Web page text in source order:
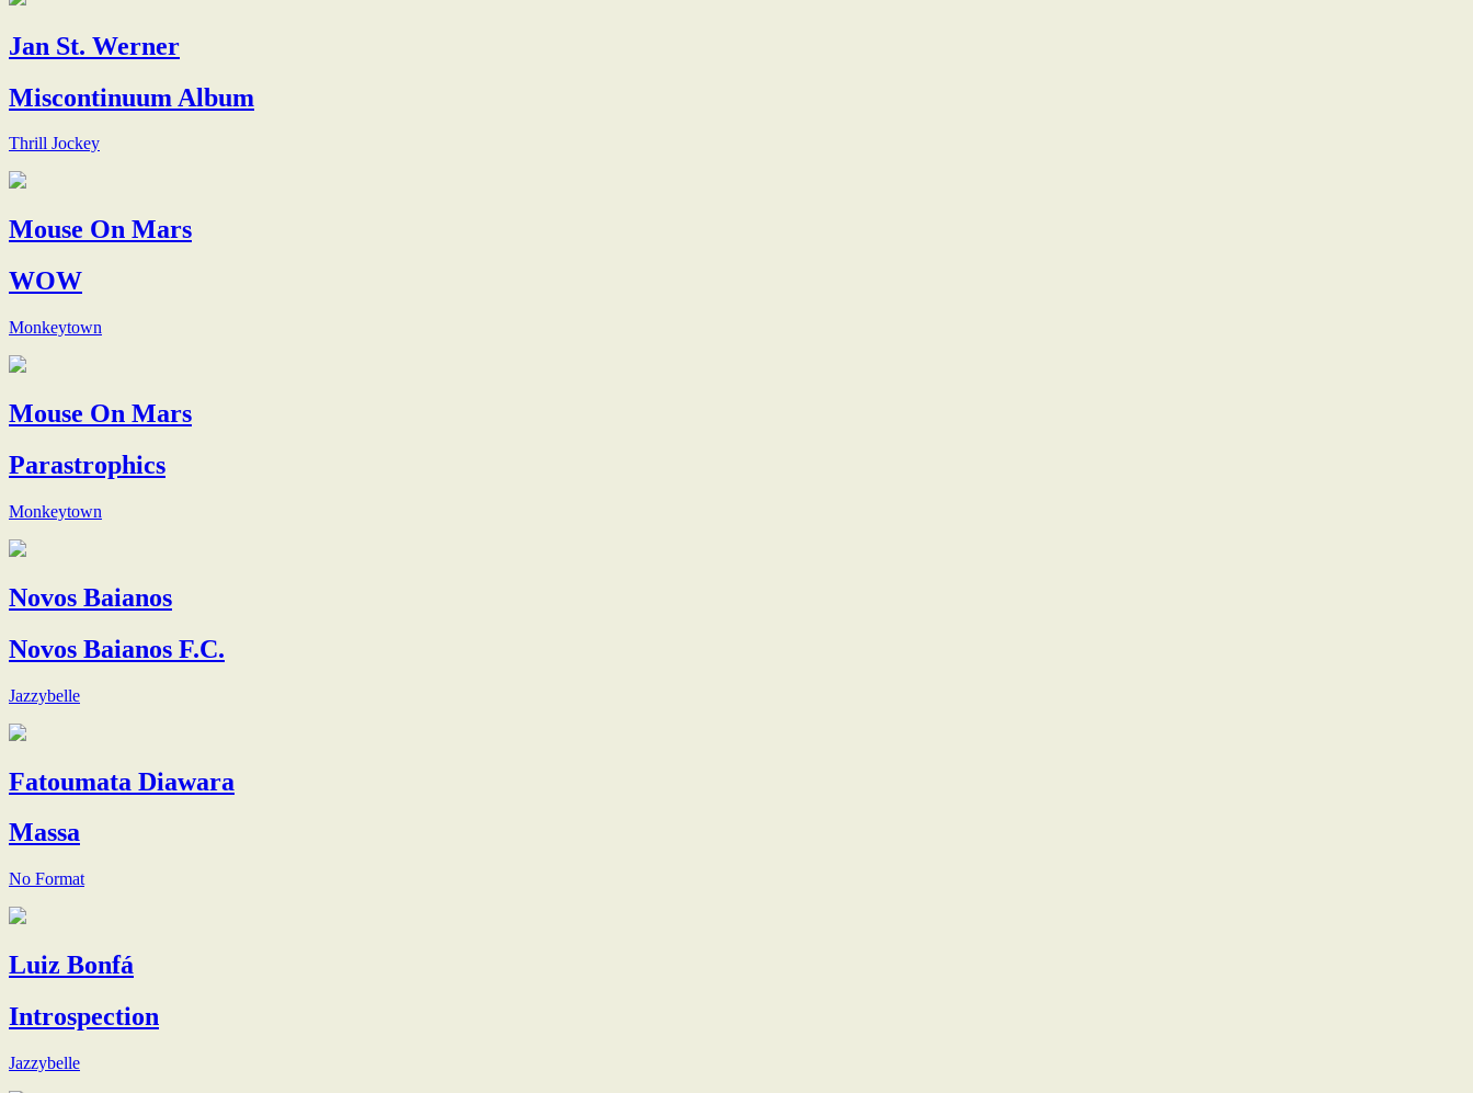
Jan St. Werner
Miscontinuum Album
Thrill Jockey
Mouse On Mars
WOW
Monkeytown
Mouse On Mars
Parastrophics
Monkeytown
Novos Baianos
Novos Baianos F.C.
Jazzybelle
Fatoumata Diawara
Massa
No Format
Luiz Bonfá
Introspection
Jazzybelle